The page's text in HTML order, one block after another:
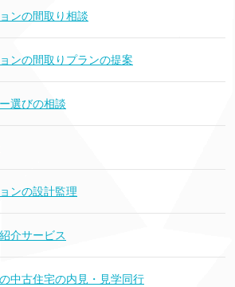
ンの間取り相談
ンの間取りプランの提案
選びの相談
ンの設計監理
介サービス
中古住宅の内見・見学同行